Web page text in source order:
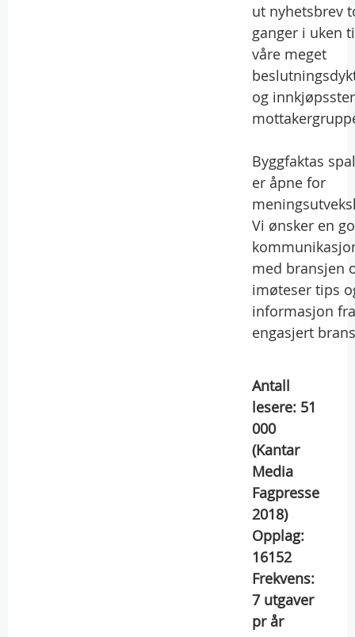
ut nyhetsbrev
ganger i uken
våre meget
og
Byggfaktas
er åpne for
Vi ønsker en
med bransjen
imøteser tips
informasjon
engasjert
Antall
lesere: 51
000
(Kantar
Media
Fagpresse
2018)
Opplag:
16152
Frekvens:
7 utgaver
pr år